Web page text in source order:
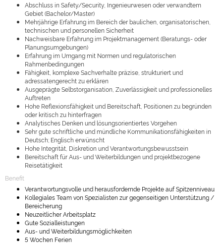
Abschluss in Safety/Security, Ingenieurwesen oder verwandtem
Gebiet (Bachelor/Master)
Mehrjährige Erfahrung im Bereich der baulichen, organisatorischen,
technischen und personellen Sicherheit
Nachweisbare Erfahrung im Projektmanagement (Beratungs- oder
Planungsumgebungen)
Erfahrung im Umgang mit Normen und regulatorischen
Rahmenbedingungen
Fähigkeit, komplexe Sachverhalte präzise, strukturiert und
adressatengerecht zu erklären
Ausgeprägte Selbstorganisation, Zuverlässigkeit und professionelles
Auftreten
Hohe Reflexionsfähigkeit und Bereitschaft, Positionen zu begründen
oder kritisch zu hinterfragen
Analytisches Denken und lösungsorientiertes Vorgehen
Sehr gute schriftliche und mündliche Kommunikationsfähigkeiten in
Deutsch; Englisch erwünscht
Hohe Integrität, Diskretion und Verantwortungsbewusstsein
Bereitschaft für Aus- und Weiterbildungen und projektbezogene
Reisetätigkeit
Benefit
Verantwortungsvolle und herausfordernde Projekte auf Spitzenniveau
Kollegiales Team von Spezialisten zur gegenseitigen Unterstützung /
Bereicherung
Neuzeitlicher Arbeitsplatz
Gute Sozialleistungen
Aus- und Weiterbildungsmöglichkeiten
5 Wochen Ferien